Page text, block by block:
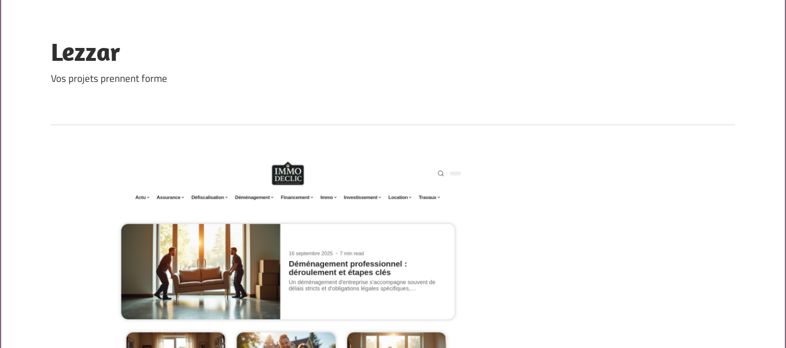
content
Lezzar
Vos projets prennent forme